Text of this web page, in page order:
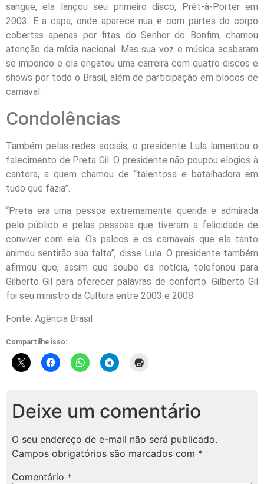
sangue, ela lançou seu primeiro disco, Prêt-à-Porter em
2003. E a capa, onde aparece nua e com partes do corpo
cobertas apenas por fitas do Senhor do Bonfim, chamou
atenção da mídia nacional. Mas sua voz e música acabaram
se impondo e ela engatou uma carreira com quatro discos e
shows por todo o Brasil, além de participação em blocos de
carnaval.
Condolências
Também pelas redes sociais, o presidente Lula lamentou o
falecimento de Preta Gil. O presidente não poupou elogios à
cantora, a quem chamou de “talentosa e batalhadora em
tudo que fazia”.
“Preta era uma pessoa extremamente querida e admirada
pelo público e pelas pessoas que tiveram a felicidade de
conviver com ela. Os palcos e os carnavais que ela tanto
animou sentirão sua falta”, disse Lula. O presidente também
afirmou que, assim que soube da notícia, telefonou para
Gilberto Gil para oferecer palavras de conforto. Gilberto Gil
foi seu ministro da Cultura entre 2003 e 2008.
Fonte: Agência Brasil
Compartilhe isso:
Deixe um comentário
O seu endereço de e-mail não será publicado.
Campos obrigatórios são marcados com *
Comentário *